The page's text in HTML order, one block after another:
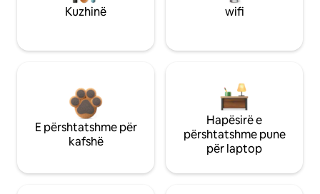
Kuzhinë wifi
E përshtatshme për
kafshë
Hapësirë e
përshtatshme pune
për laptop